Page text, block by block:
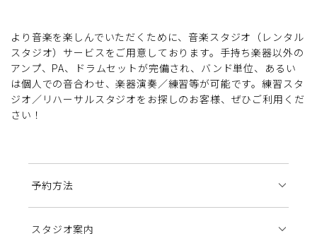
より音楽を楽しんでいただくために、音楽スタジオ（レンタル
スタジオ）サービスをご用意しております。手持ち楽器以外の
アンプ、PA、ドラムセットが完備され、バンド単位、あるい
は個人での音合わせ、楽器演奏／練習等が可能です。練習スタ
ジオ／リハーサルスタジオをお探しのお客様、ぜひご利用くだ
さい！
予約方法
スタジオ案内